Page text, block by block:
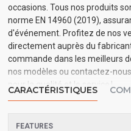
occasions. Tous nos produits
norme EN 14960 (2019),
d'événement. Profitez de nos
directement auprès du
commande dans les meilleurs
nos modèles ou contactez-
pour la qualité et le service !
CARACTÉRISTIQUES
FEATURES